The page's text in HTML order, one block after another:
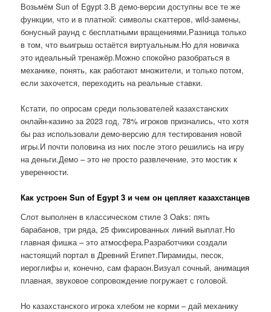
Возьмём Sun of Egypt 3.В демо-версии доступны все те же
функции, что и в платной: символы скаттеров, wild-замены,
бонусный раунд с бесплатными вращениями.Разница только
в том, что выигрыш остаётся виртуальным.Но для новичка
это идеальный тренажёр.Можно спокойно разобраться в
механике, понять, как работают множители, и только потом,
если захочется, переходить на реальные ставки.
Кстати, по опросам среди пользователей казахстанских
онлайн-казино за 2023 год, 78% игроков признались, что хотя
бы раз использовали демо-версию для тестирования новой
игры.И почти половина из них после этого решились на игру
на деньги.Демо – это не просто развлечение, это мостик к
уверенности.
Как устроен Sun of Egypt 3 и чем он цепляет казахстанцев
Слот выполнен в классическом стиле 3 Oaks: пять
барабанов, три ряда, 25 фиксированных линий выплат.Но
главная фишка – это атмосфера.Разработчики создали
настоящий портал в Древний Египет.Пирамиды, песок,
иероглифы и, конечно, сам фараон.Визуал сочный, анимация
плавная, звуковое сопровождение погружает с головой.
Но казахстанского игрока хлебом не корми – дай механику